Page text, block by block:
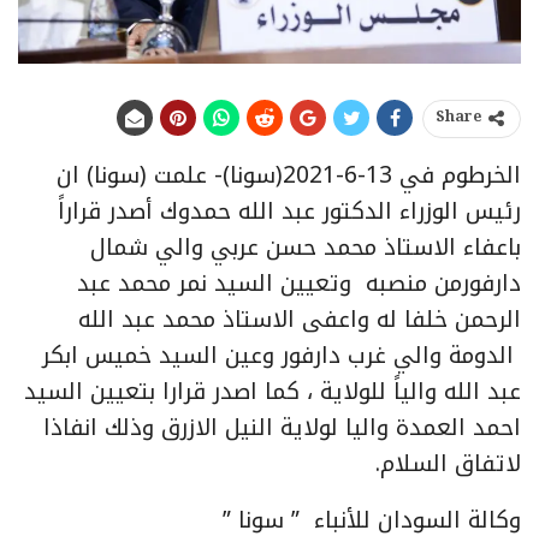
Share
الخرطوم في 13-6-2021(سونا)- علمت (سونا) ان
رئيس الوزراء الدكتور عبد الله حمدوك أصدر قراراً
باعفاء الاستاذ محمد حسن عربي والي شمال
دارفورمن منصبه وتعيين السيد نمر محمد عبد
الرحمن خلفا له واعفى الاستاذ محمد عبد الله
الدومة والي غرب دارفور وعين السيد خميس ابكر
عبد الله والياً للولاية ، كما اصدر قرارا بتعيين السيد
احمد العمدة واليا لولاية النيل الازرق وذلك انفاذا
لاتفاق السلام.
وكالة السودان للأنباء ” سونا ”